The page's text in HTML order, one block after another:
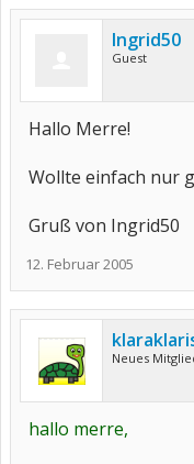
Ingrid50
Guest
Hallo Merre!
Wollte einfach nur
Gruß von Ingrid50
12. Februar 2005
Neues
hallo merre,